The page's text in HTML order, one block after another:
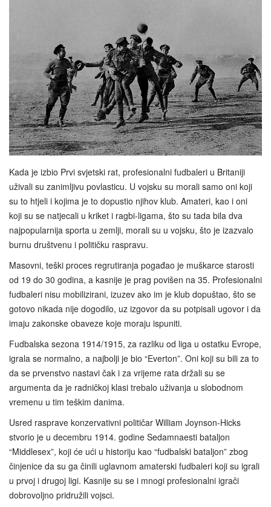
Kada je izbio Prvi svjetski rat, profesionalni fudbaleri u Britaniji
uživali su zanimljivu povlasticu. U vojsku su morali samo oni koji
su to htjeli i kojima je to dopustio njihov klub. Amateri, kao i oni
koji su se natjecali u kriket i ragbi-ligama, što su tada bila dva
najpopularnija sporta u zemlji, morali su u vojsku, što je izazvalo
burnu društvenu i političku raspravu.
Masovni, teški proces regrutiranja pogađao je muškarce starosti
od 19 do 30 godina, a kasnije je prag povišen na 35. Profesionalni
fudbaleri nisu mobilizirani, izuzev ako im je klub dopuštao, što se
gotovo nikada nije dogodilo, uz izgovor da su potpisali ugovor i da
imaju zakonske obaveze koje moraju ispuniti.
Fudbalska sezona 1914/1915, za razliku od liga u ostatku Evrope,
igrala se normalno, a najbolji je bio “Everton”. Oni koji su bili za to
da se prvenstvo nastavi čak i za vrijeme rata držali su se
argumenta da je radničkoj klasi trebalo uživanja u slobodnom
vremenu u tim teškim danima.
Usred rasprave konzervativni političar William Joynson-Hicks
stvorio je u decembru 1914. godine Sedamnaesti bataljon
“Middlesex”, koji će ući u historiju kao “fudbalski bataljon” zbog
činjenice da su ga činili uglavnom amaterski fudbaleri koji su igrali
u prvoj i drugoj ligi. Kasnije su se i mnogi profesionalni igrači
dobrovoljno pridružili vojsci.